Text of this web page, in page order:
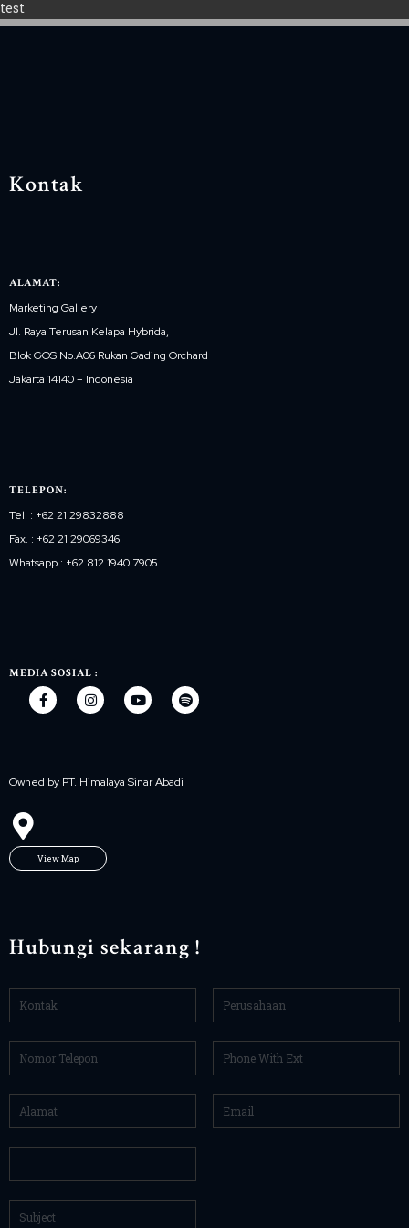
test
Kontak
ALAMAT:
Marketing Gallery
Jl. Raya Terusan Kelapa Hybrida,
Blok GOS No.A06 Rukan Gading Orchard
Jakarta 14140 – Indonesia
TELEPON:
Tel. : +62 21 29832888
Fax. : +62 21 29069346
Whatsapp : +62 812 1940 7905
MEDIA SOSIAL :
Owned by PT. Himalaya Sinar Abadi
View Map
Hubungi sekarang !